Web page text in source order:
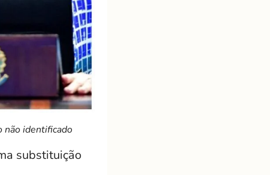
não identificado
substituição